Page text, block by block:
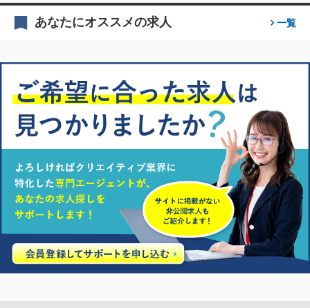
あなたにオススメの求人 一覧